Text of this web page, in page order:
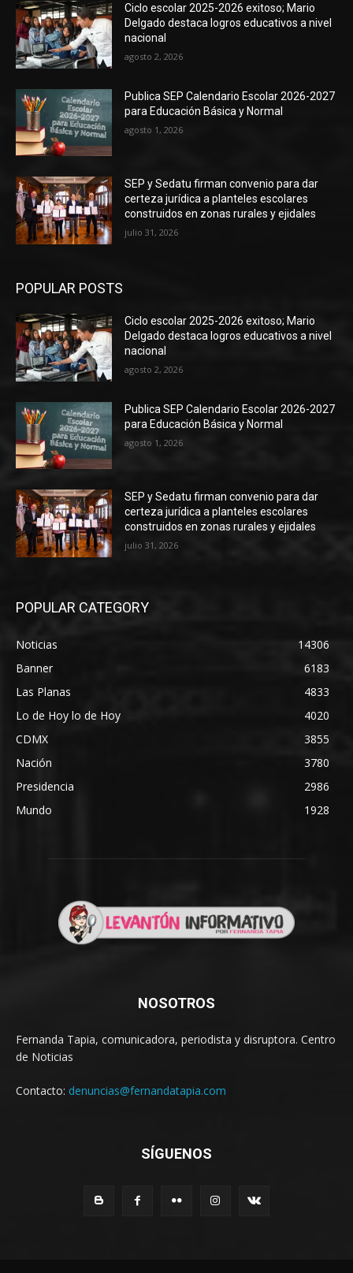
Ciclo escolar 2025-2026 exitoso; Mario
Delgado destaca logros educativos a nivel
nacional
agosto 2, 2026
Publica SEP Calendario Escolar 2026-2027
para Educación Básica y Normal
agosto 1, 2026
SEP y Sedatu firman convenio para dar
certeza jurídica a planteles escolares
construidos en zonas rurales y ejidales
julio 31, 2026
POPULAR POSTS
Ciclo escolar 2025-2026 exitoso; Mario
Delgado destaca logros educativos a nivel
nacional
agosto 2, 2026
Publica SEP Calendario Escolar 2026-2027
para Educación Básica y Normal
agosto 1, 2026
SEP y Sedatu firman convenio para dar
certeza jurídica a planteles escolares
construidos en zonas rurales y ejidales
julio 31, 2026
POPULAR CATEGORY
Noticias
14306
Banner
6183
Las Planas
4833
Lo de Hoy lo de Hoy
4020
CDMX
3855
Nación
3780
Presidencia
2986
Mundo
1928
NOSOTROS
Fernanda Tapia, comunicadora, periodista y disruptora. Centro
de Noticias
Contacto: denuncias@fernandatapia.com
SÍGUENOS